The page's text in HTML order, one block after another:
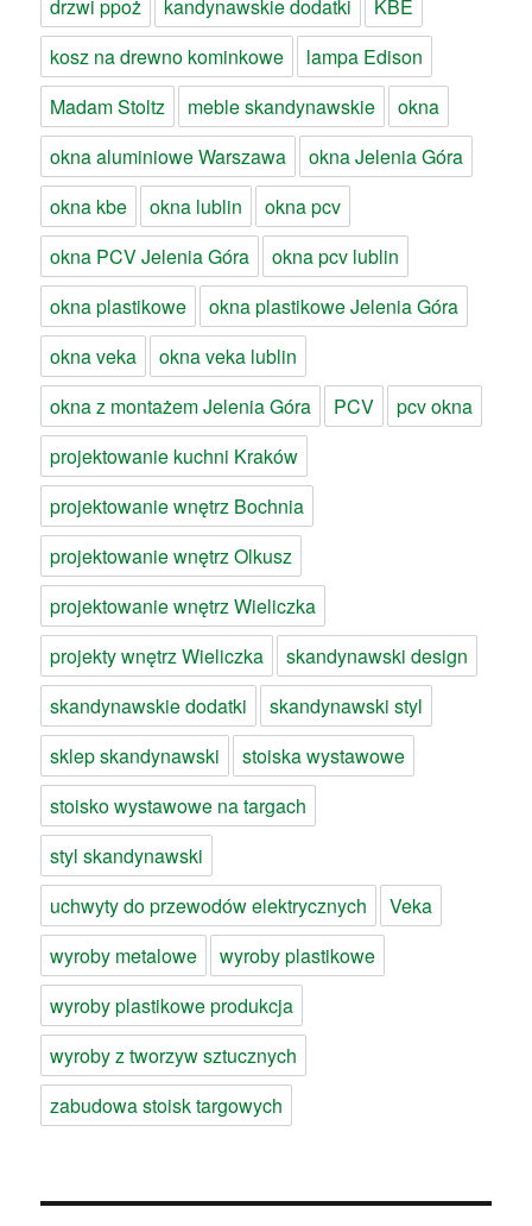
drzwi ppoż
kandynawskie dodatki
KBE
kosz na drewno kominkowe
lampa Edison
Madam Stoltz
meble skandynawskie
okna
okna aluminiowe Warszawa
okna Jelenia Góra
okna kbe
okna lublin
okna pcv
okna PCV Jelenia Góra
okna pcv lublin
okna plastikowe
okna plastikowe Jelenia Góra
okna veka
okna veka lublin
okna z montażem Jelenia Góra
PCV
pcv okna
projektowanie kuchni Kraków
projektowanie wnętrz Bochnia
projektowanie wnętrz Olkusz
projektowanie wnętrz Wieliczka
projekty wnętrz Wieliczka
skandynawski design
skandynawskie dodatki
skandynawski styl
sklep skandynawski
stoiska wystawowe
stoisko wystawowe na targach
styl skandynawski
uchwyty do przewodów elektrycznych
Veka
wyroby metalowe
wyroby plastikowe
wyroby plastikowe produkcja
wyroby z tworzyw sztucznych
zabudowa stoisk targowych